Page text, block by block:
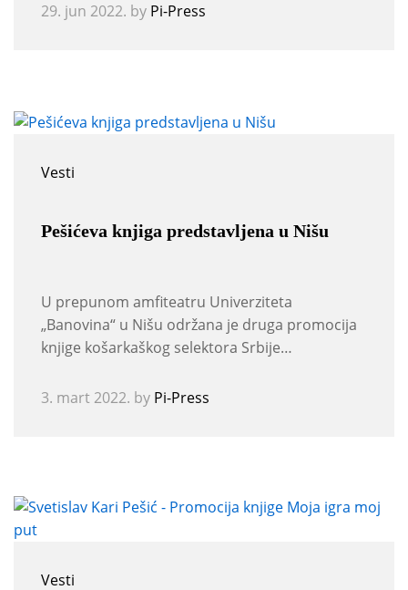
29. jun 2022. by Pi-Press
Vesti
Pešićeva knjiga predstavljena u Nišu
U prepunom amfiteatru Univerziteta
„Banovina“ u Nišu održana je druga promocija
knjige košarkaškog selektora Srbije…
3. mart 2022. by Pi-Press
Vesti